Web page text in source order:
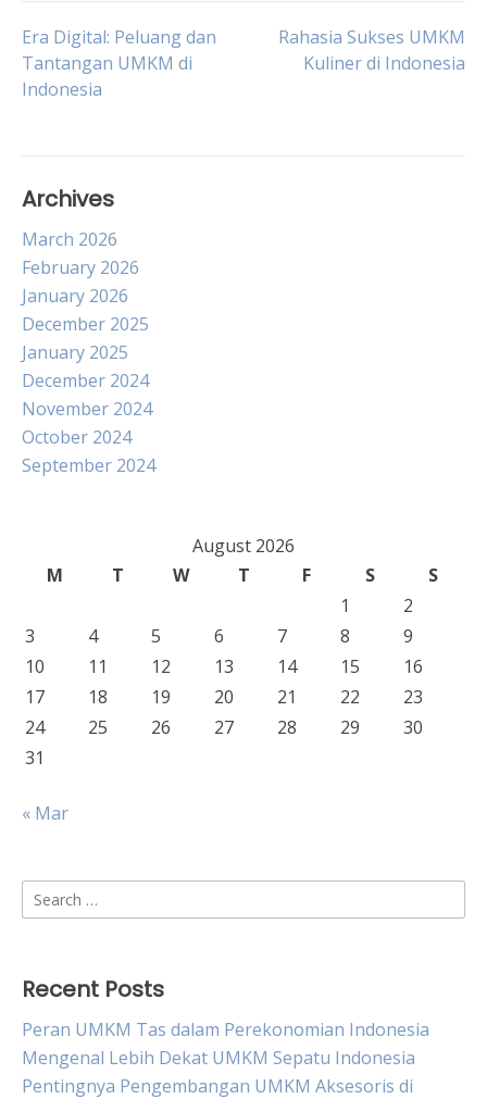
Post
navigation
Era Digital: Peluang dan
Tantangan UMKM di
Indonesia
Rahasia Sukses UMKM
Kuliner di Indonesia
Archives
March 2026
February 2026
January 2026
December 2025
January 2025
December 2024
November 2024
October 2024
September 2024
August 2026
M
T W T F S
S
1
2
3
4 5 6 7 8
9
10
11 12 13 14 15
16
17
18 19 20 21 22
23
24
25 26 27 28 29
30
31
« Mar
Search
for:
Recent Posts
Peran UMKM Tas dalam Perekonomian Indonesia
Mengenal Lebih Dekat UMKM Sepatu Indonesia
Pentingnya Pengembangan UMKM Aksesoris di